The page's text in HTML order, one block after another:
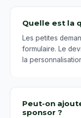
Quelle est la
Les petites
formulaire. Le
la
Peut-on
sponsor ?